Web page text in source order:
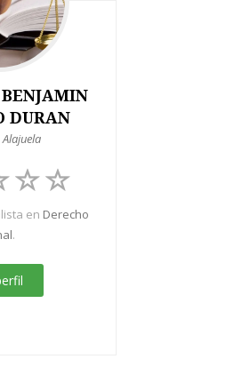
DURAN
Alajuela
en Derecho
.